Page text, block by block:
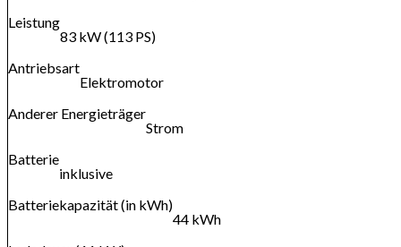
Leistung
83 kW (113 PS)
Antriebsart
Elektromotor
Anderer Energieträger
Strom
Batterie
inklusive
Batteriekapazität (in kWh)
44 kWh